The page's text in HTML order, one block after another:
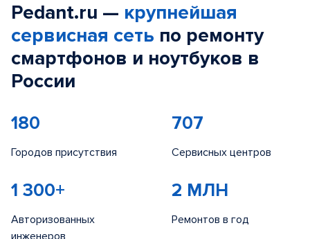
Pedant.ru — крупнейшая
сервисная сеть по ремонту
смартфонов и ноутбуков в
России
180
Городов присутствия
707
Сервисных центров
1 300+
Авторизованных
инженеров
2 МЛН
Ремонтов в год